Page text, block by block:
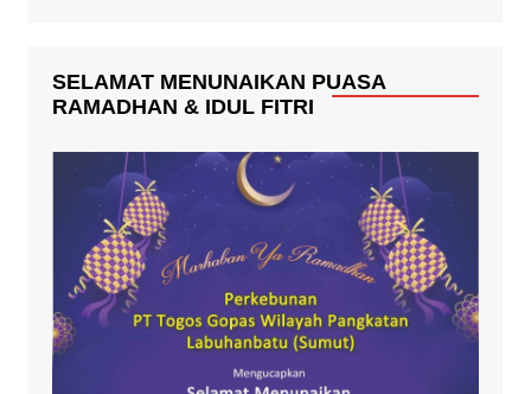
SELAMAT MENUNAIKAN PUASA
RAMADHAN & IDUL FITRI